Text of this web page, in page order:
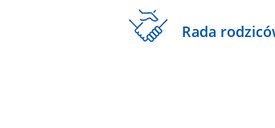
Rada